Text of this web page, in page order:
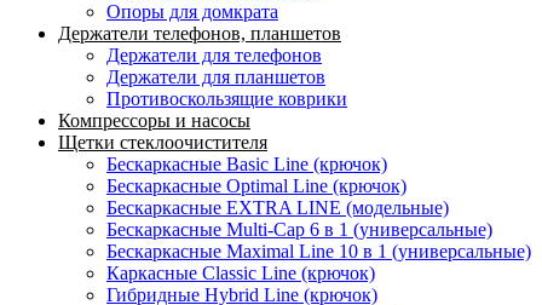
Опоры для домкрата
Держатели телефонов, планшетов
Держатели для телефонов
Держатели для планшетов
Противоскользящие коврики
Компрессоры и насосы
Щетки стеклоочистителя
Бескаркасные Basic Line (крючок)
Бескаркасные Optimal Line (крючок)
Бескаркасные EXTRA LINE (модельные)
Бескаркасные Multi-Cap 6 в 1 (универсальные)
Бескаркасные Maximal Line 10 в 1 (универсальные)
Каркасные Classic Line (крючок)
Гибридные Hybrid Line (крючок)